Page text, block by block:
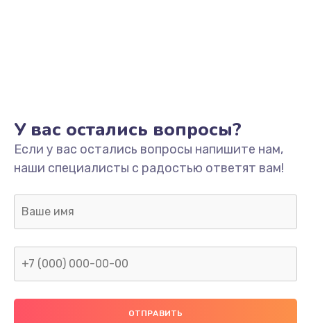
Замена/Pемонт карбюратора
1300 руб.
Заказать
Ремонт капиллярной трубки
400 руб.
У вас остались вопросы?
Если у вас остались вопросы напишите нам,
наши специалисты с радостью ответят вам!